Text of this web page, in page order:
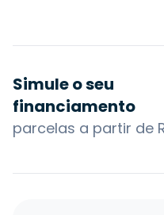
Simule o seu
financiamento
parcelas a partir de